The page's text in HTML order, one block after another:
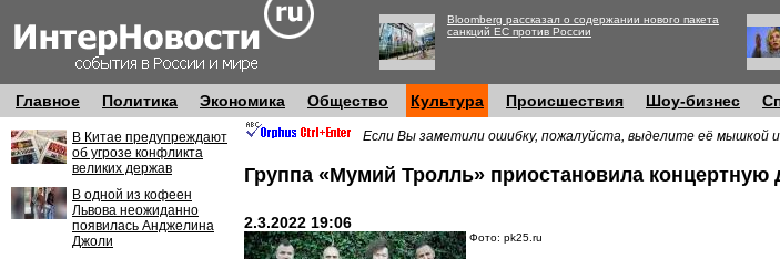
Bloomberg рассказал о содержании нового пакета
санкций ЕС против России
Главное Политика Экономика Общество Культура Происшествия Шоу-бизнес
В Китае предупреждают
об угрозе конфликта
великих держав
В одной из кофеен
Львова неожиданно
появилась Анджелина
Джоли
Если Вы заметили ошибку, пожалуйста, выделите её мышкой
Группа «Мумий Тролль» приостановила концертную
2.3.2022 19:06
Фото: pk25.ru